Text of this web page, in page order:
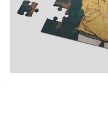
通過惡魔殺手益智遊
款現代拼圖益智遊戲
的高品質圖片拼圖。